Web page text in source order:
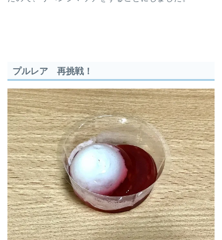
プルレア 再挑戦！